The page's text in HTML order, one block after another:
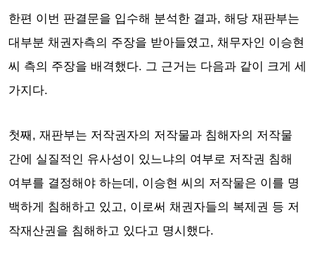
한편 이번 판결문을 입수해 분석한 결과, 해당 재판부는
대부분 채권자측의 주장을 받아들였고, 채무자인 이승현
씨 측의 주장을 배격했다. 그 근거는 다음과 같이 크게 세
가지다.
첫째, 재판부는 저작권자의 저작물과 침해자의 저작물
간에 실질적인 유사성이 있느냐의 여부로 저작권 침해
여부를 결정해야 하는데, 이승현 씨의 저작물은 이를 명
백하게 침해하고 있고, 이로써 채권자들의 복제권 등 저
작재산권을 침해하고 있다고 명시했다.